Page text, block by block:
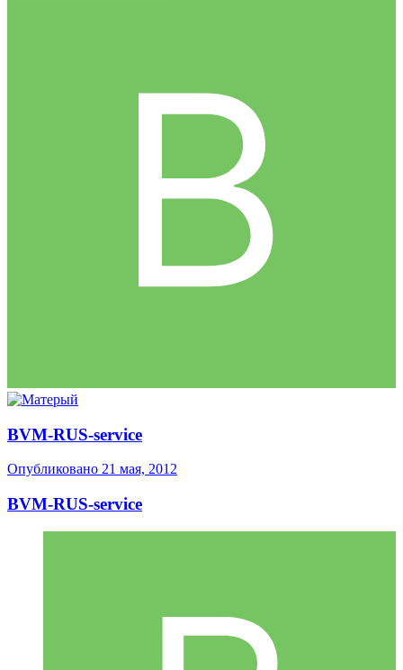
BVM-RUS-service
Опубликовано 21 мая, 2012
BVM-RUS-service